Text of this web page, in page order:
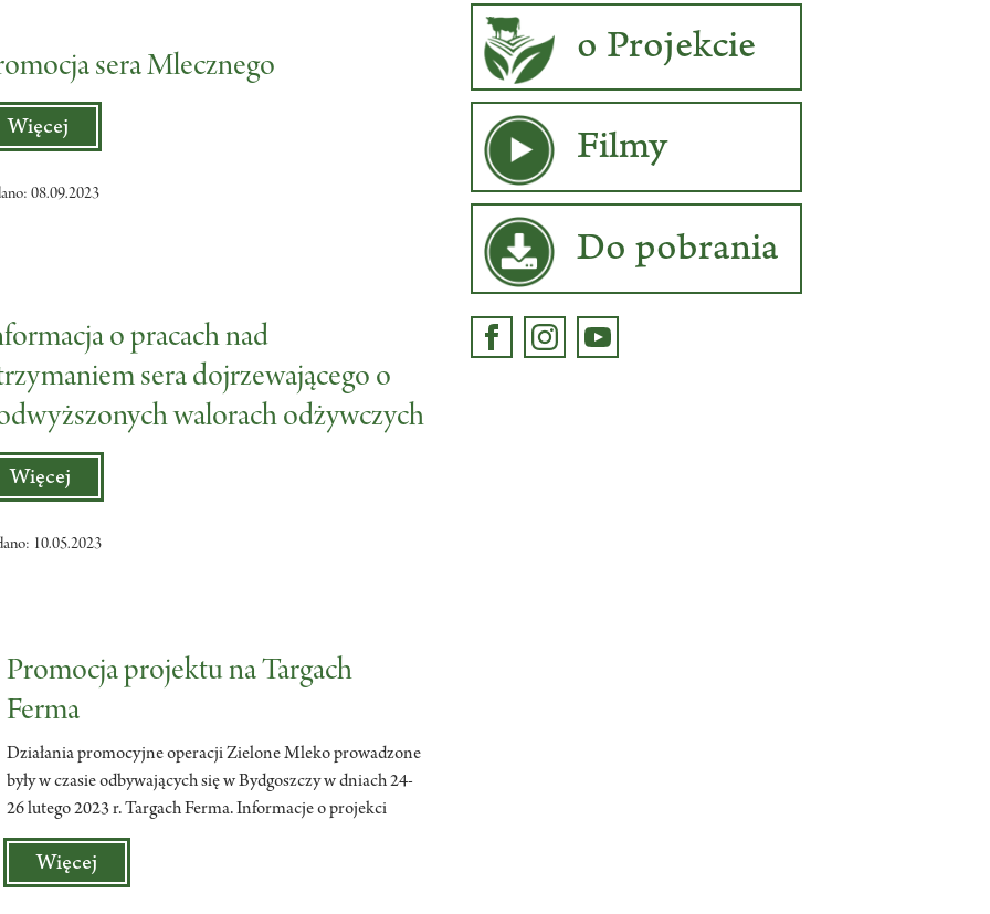
sera Mlecznego
Więcej
08.09.2023
o pracach nad
sera dojrzewającego o
walorach odżywczych
Więcej
10.05.2023
Promocja projektu na Targach
Ferma
Działania promocyjne operacji Zielone Mleko prowadzone
były w czasie odbywających się w Bydgoszczy w dniach 24-
26 lutego 2023 r. Targach Ferma. Informacje o projekci
Więcej
o Projekcie
Filmy
Do pobrania